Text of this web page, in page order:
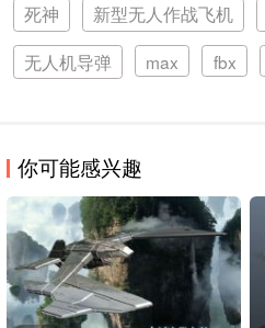
死神
新型无人作战飞机
无人机导弹
max fbx
你可能感兴趣